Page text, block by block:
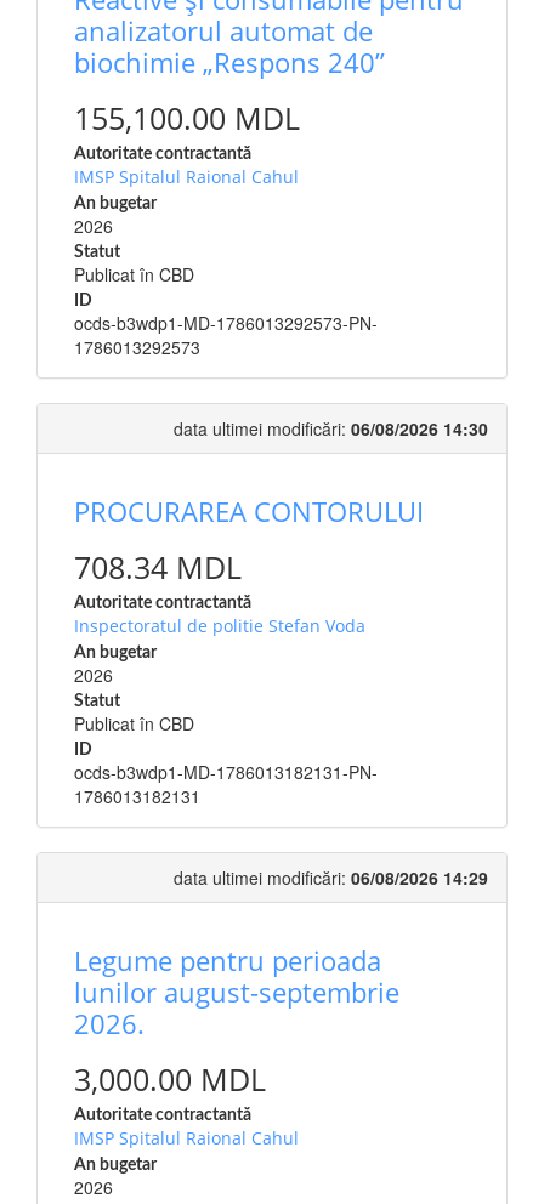
analizatorul automat de
biochimie „Respons 240”
155,100.00 MDL
Autoritate contractantă
IMSP Spitalul Raional Cahul
An bugetar
2026
Statut
Publicat în CBD
ID
ocds-b3wdp1-MD-1786013292573-PN-
1786013292573
data ultimei modificări: 06/08/2026 14:30
PROCURAREA CONTORULUI
708.34 MDL
Autoritate contractantă
Inspectoratul de politie Stefan Voda
An bugetar
2026
Statut
Publicat în CBD
ID
ocds-b3wdp1-MD-1786013182131-PN-
1786013182131
data ultimei modificări: 06/08/2026 14:29
Legume pentru perioada
lunilor august-septembrie
2026.
3,000.00 MDL
Autoritate contractantă
IMSP Spitalul Raional Cahul
An bugetar
2026